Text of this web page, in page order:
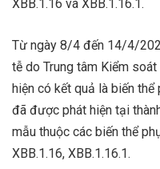
XBB.1.16 và XBB.1.16.1.
Từ ngày 8/4 đến 14/4/
tễ do Trung tâm Kiểm
hiện có kết quả là biến
đã được phát hiện tại
mẫu thuộc các biến thể
XBB.1.16, XBB.1.16.1.